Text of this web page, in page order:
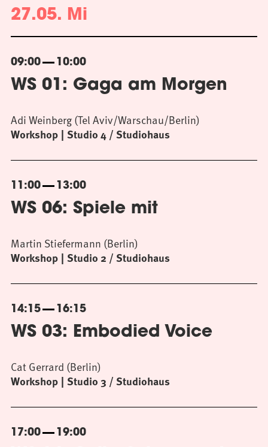
27.05. Mi
09:00 10:00
WS 01: Gaga am Morgen
Workshop Studio 4 / Studiohaus
Adi Weinberg (Tel Aviv/Warschau/Berlin)
11:00 13:00
WS 06: Spiele mit
Workshop Studio 2 / Studiohaus
Martin Stiefermann (Berlin)
14:15 16:15
WS 03: Embodied Voice
Workshop Studio 3 / Studiohaus
Cat Gerrard (Berlin)
17:00 19:00